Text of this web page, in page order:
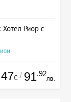
Хотел Риор с
47€ / 91.92
лв.